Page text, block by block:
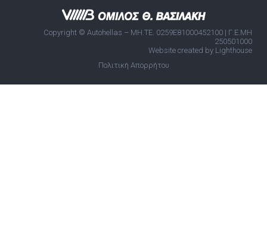
Copyright © Autohellas – ΜΗ.ΤΕ. 0259E81000452100 | Γ.Ε.ΜΗ
250501000
Website created by Lighthouse
Πολιτική Απορρήτου